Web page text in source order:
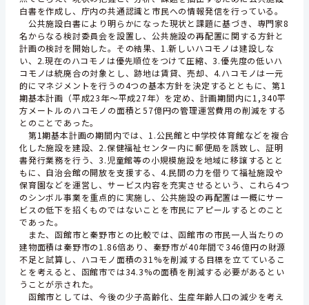
白書を作成し、庁内の共通認識と市民への情報発信を行っている。
公共施設白書により明らかになった現状と課題に基づき、専門家8
名からなる検討委員会を設置し、公共施設の再配置に関する方針と
計画の検討を開始した。その結果、1.新しいハコモノは建設しな
い、2.現在のハコモノは優先順位をつけて圧縮、3.優先度の低いハ
コモノは統廃合の対象とし、跡地は賃貸、売却、4.ハコモノは一元
的にマネジメントを行うの4つの基本方針を決定するとともに、第1
期基本計画（平成23年～平成27年）を定め、計画期間内に1,340平
方メートルのハコモノの面積と57億円の管理運営費用の削減をする
とのことであった。
第1期基本計画の期間内では、1.公民館と中学校体育館などを複合
化した施設を建設、2.保健福祉センター内に郵便局を誘致し、証明
書発行業務を行う、3.児童館等の小規模施設を地域に移譲するとと
もに、自治会館の開放を支援する、4.民間の力を借りて福祉施設や
保育園などを運営し、サービス内容を充実させるという、これら4つ
のシンボル事業を重点的に実施し、公共施設の再配置は一概にサー
ビスの低下を招くものではないことを市民にアピールするとのこと
であった。
また、函館市と秦野市との比較では、函館市の市民一人当たりの
建物面積は秦野市の1.86倍あり、秦野市が40年間で346億円の財源
不足と試算し、ハコモノ面積の31%を削減する目標を立てているこ
とを考えると、函館市では34.3%の面積を削減する必要があるとい
うことが示された。
函館市としては、今後の少子高齢化、生産年齢人口の減少を考え